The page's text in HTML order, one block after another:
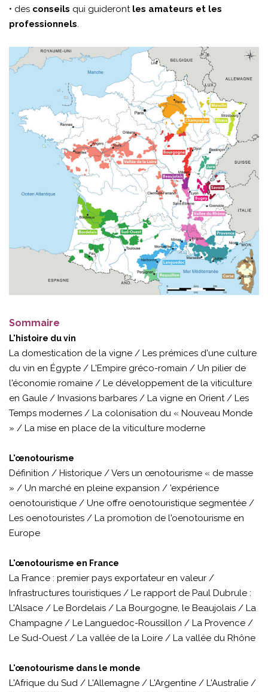
• des conseils qui guideront les amateurs et les
professionnels.
Sommaire
L'histoire du vin
La domestication de la vigne / Les prémices d'une culture
du vin en Égypte / L'Empire gréco-romain / Un pilier de
l'économie romaine / Le développement de la viticulture
en Gaule / Invasions barbares / La vigne en Orient / Les
Temps modernes / La colonisation du « Nouveau Monde
» / La mise en place de la viticulture moderne
L'œnotourisme
Définition / Historique / Vers un œnotourisme « de masse
» / Un marché en pleine expansion / 'expérience
oenotouristique / Une offre oenotouristique segmentée /
Les oenotouristes / La promotion de l'oenotourisme en
Europe
L'œnotourisme en France
La France : premier pays exportateur en valeur /
Infrastructures touristiques / Le rapport de Paul Dubrule :
L'Alsace / Le Bordelais / La Bourgogne, le Beaujolais / La
Champagne / Le Languedoc-Roussillon / La Provence /
Le Sud-Ouest / La vallée de la Loire / La vallée du Rhône
L'œnotourisme dans le monde
L'Afrique du Sud / L'Allemagne / L'Argentine / L'Australie /